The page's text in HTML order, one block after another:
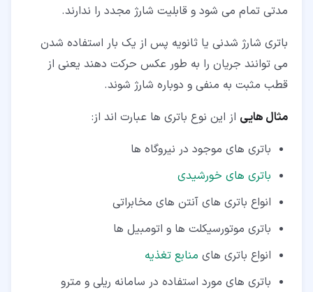
مدتی تمام می شود و قابلیت شارژ مجدد را ندارند.
باتری شارژ شدنی یا ثانویه پس از یک بار استفاده شدن
می توانند جریان را به طور عکس حرکت دهند یعنی از
قطب مثبت به منفی و دوباره شارژ شوند.
مثال هایی از این نوع باتری ها عبارت اند از:
باتری های موجود در نیروگاه ها
باتری های خورشیدی
انواع باتری های آنتن های مخابراتی
باتری موتورسیکلت ها و اتومبیل ها
انواع باتری های منابع تغذیه
باتری های مورد استفاده در سامانه ریلی و مترو